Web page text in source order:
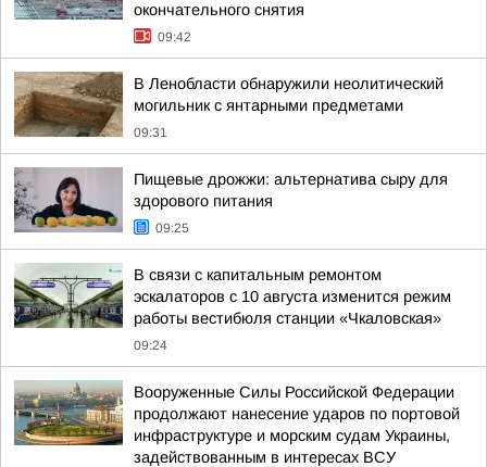
окончательного снятия
09:42
В Ленобласти обнаружили неолитический
могильник с янтарными предметами
09:31
Пищевые дрожжи: альтернатива сыру для
здорового питания
09:25
В связи с капитальным ремонтом
эскалаторов c 10 августа изменится режим
работы вестибюля станции «Чкаловская»
09:24
Вооруженные Силы Российской Федерации
продолжают нанесение ударов по портовой
инфраструктуре и морским судам Украины,
задействованным в интересах ВСУ